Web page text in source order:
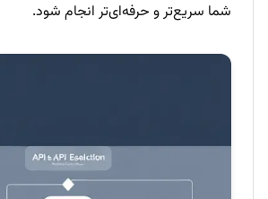
شما سریع‌تر و حرفه‌ای‌تر انجام شود.